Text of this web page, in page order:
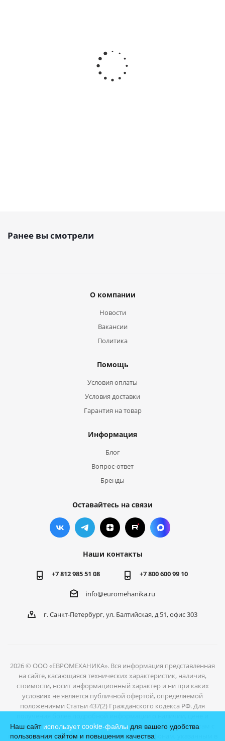
открытый PU, AT5 16 PAZ,
Ранее вы смотрели
О компании
Новости
Вакансии
Политика
Помощь
Условия оплаты
Условия доставки
Гарантия на товар
Информация
Блог
Вопрос-ответ
Бренды
Оставайтесь на связи
Наши контакты
+7 812 985 51 08 +7 800 600 99 10
info@euromehanika.ru
г. Санкт-Петербург, ул. Балтийская, д 51, офис 303
2026 © ООО «ЕВРОМЕХАНИКА». Вся информация представленная
на сайте, касающаяся технических характеристик, наличия,
стоимости, носит информационный характер и ни при каких
условиях не является публичной офертой, определяемой
положениями Статьи 437(2) Гражданского кодекса РФ. Для
условиях отгрузки товаров, обратитесь к нашим специалистам с
помощью формы обратной связи или по телефонам, указанным в
Наш сайт использует cookie-файлы для вашего удобства
пользования сайтом и повышения качества